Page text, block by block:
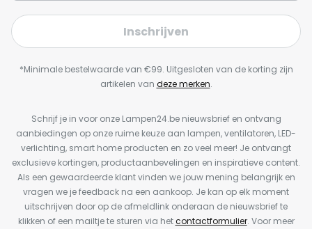
Inschrijven
*Minimale bestelwaarde van €99. Uitgesloten van de korting zijn
artikelen van deze merken.
Schrijf je in voor onze Lampen24.be nieuwsbrief en ontvang
aanbiedingen op onze ruime keuze aan lampen, ventilatoren, LED-
verlichting, smart home producten en zo veel meer! Je ontvangt
exclusieve kortingen, productaanbevelingen en inspiratieve content.
Als een gewaardeerde klant vinden we jouw mening belangrijk en
vragen we je feedback na een aankoop. Je kan op elk moment
uitschrijven door op de afmeldlink onderaan de nieuwsbrief te
klikken of een mailtje te sturen via hetcontactformulier. Voor meer